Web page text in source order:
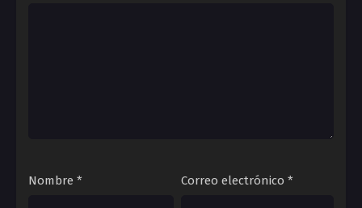
Nombre * Correo electrónico *